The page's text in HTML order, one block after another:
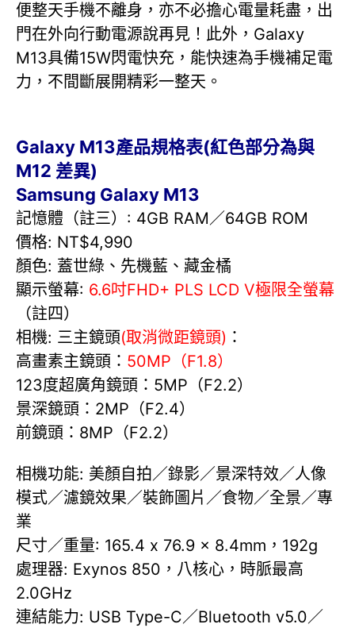
便整天手機不離身，亦不必擔心電量耗盡，出
門在外向行動電源說再見！此外，Galaxy
M13具備15W閃電快充，能快速為手機補足電
力，不間斷展開精彩一整天。
Galaxy M13產品規格表(紅色部分為與
M12 差異)
Samsung Galaxy M13
記憶體（註三）: 4GB RAM／64GB ROM
價格: NT$4,990
顏色: 蓋世綠、先機藍、藏金橘
顯示螢幕: 6.6吋FHD+ PLS LCD V極限全螢幕
（註四）
相機: 三主鏡頭(取消微距鏡頭) ：
高畫素主鏡頭： 50MP（F1.8）
123度超廣角鏡頭：5MP（F2.2）
景深鏡頭：2MP（F2.4）
前鏡頭：8MP（F2.2）
相機功能: 美顏自拍／錄影／景深特效／人像
模式／濾鏡效果／裝飾圖片／食物／全景／專
業
尺寸／重量: 165.4 x 76.9 x 8.4mm，192g
處理器: Exynos 850，八核心，時脈最高
2.0GHz
連結能力: USB Type-C／Bluetooth v5.0／